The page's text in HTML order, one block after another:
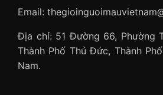
Email:
Địa chỉ: 51 Đường 66, Phường
Thành Phố Thủ Đức, Thành
Nam.